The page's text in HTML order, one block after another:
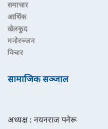
समाचार
आर्थिक
खेलकुद
मनोरञ्जन
विचार
सामाजिक सञ्जाल
अध्यक्ष : नयनराज पनेरू